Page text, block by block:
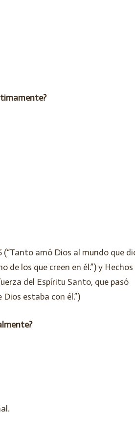
(“Tanto amó Dios al mundo que
de los que creen en él.”) y Hechos
del Espíritu Santo, que pasó
estaba con él.”)